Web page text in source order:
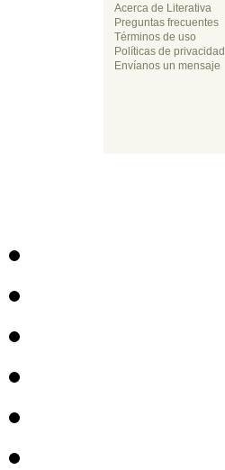
Acerca de Literativa
Preguntas frecuentes
Términos de uso
Políticas de privacidad
Envíanos un mensaje